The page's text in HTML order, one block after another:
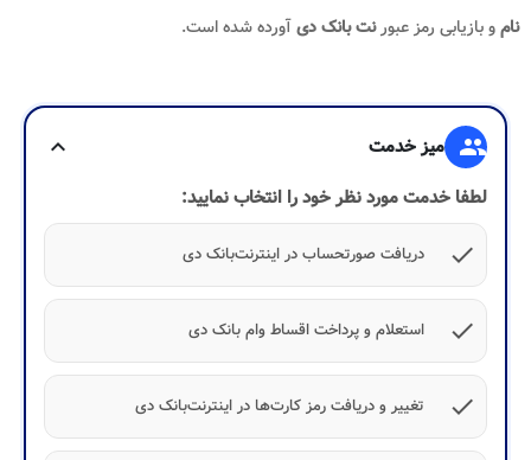
نامو بازیابی رمز عبورنت بانک دیآورده شده است.
group میز خدمت
expand_more
لطفا خدمت مورد نظر خود را انتخاب نمایید:
check
دریافت صورتحساب در اینترنت‌بانک دی
check استعلام و پرداخت اقساط وام بانک دی
check تغییر و دریافت رمز کارت‌ها در اینترنت‌بانک دی